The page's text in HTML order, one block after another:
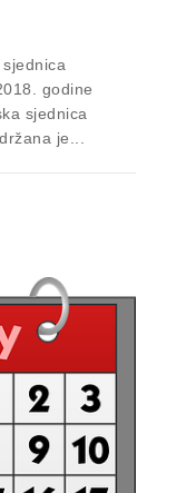
godine
sjednica
je...